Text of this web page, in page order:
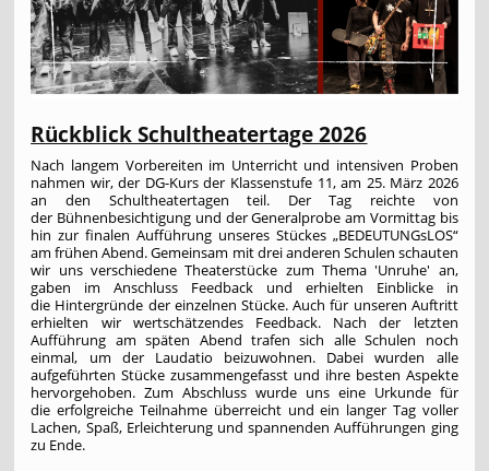
Rückblick Schultheatertage 2026
Nach langem Vorbereiten im Unterricht und intensiven Proben
nahmen wir, der DG-Kurs der Klassenstufe 11, am 25. März 2026
an den Schultheatertagen teil. Der Tag reichte von
der Bühnenbesichtigung und der Generalprobe am Vormittag bis
hin zur finalen Aufführung unseres Stückes „BEDEUTUNGsLOS“
am frühen Abend. Gemeinsam mit drei anderen Schulen schauten
wir uns verschiedene Theaterstücke zum Thema 'Unruhe' an,
gaben im Anschluss Feedback und erhielten Einblicke in
die Hintergründe der einzelnen Stücke. Auch für unseren Auftritt
erhielten wir wertschätzendes Feedback. Nach der letzten
Aufführung am späten Abend trafen sich alle Schulen noch
einmal, um der Laudatio beizuwohnen. Dabei wurden alle
aufgeführten Stücke zusammengefasst und ihre besten Aspekte
hervorgehoben. Zum Abschluss wurde uns eine Urkunde für
die erfolgreiche Teilnahme überreicht und ein langer Tag voller
Lachen, Spaß, Erleichterung und spannenden Aufführungen ging
zu Ende.